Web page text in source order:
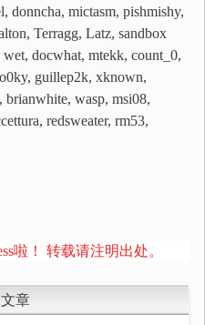
donncha, mictasm, pishmishy,
Terragg, Latz, sandbox
docwhat, mtekk, count_0,
guillep2k, xknown,
brianwhite, wasp, msi08,
redsweater, rm53,
啦！ 转载请注明出处。
章